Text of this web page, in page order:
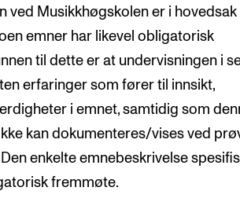
ved Musikkhøgskolen er i hovedsak
emner har likevel obligatorisk
til dette er at undervisningen i
erfaringer som fører til innsikt,
i emnet, samtidig som
kan dokumenteres/vises ved
enkelte emnebeskrivelse
fremmøte.